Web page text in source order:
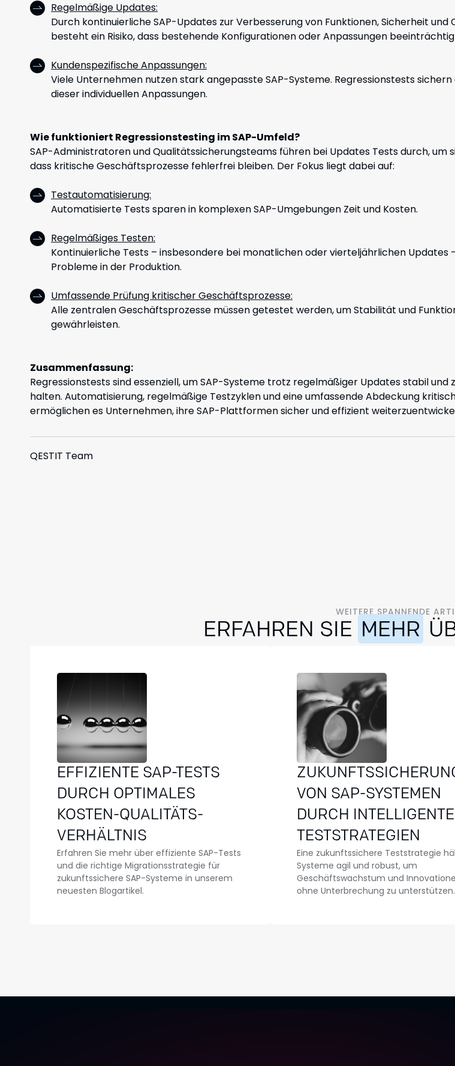
Regelmäßige Updates:
Durch kontinuierliche SAP-Updates zur Verbesserung von Funktionen, Sicherheit und
besteht ein Risiko, dass bestehende Konfigurationen oder Anpassungen
Kundenspezifische Anpassungen:
Viele Unternehmen nutzen stark angepasste SAP-Systeme. Regressionstests
dieser individuellen Anpassungen.
Wie funktioniert Regressionstesting im SAP-Umfeld?
SAP-Administratoren und Qualitätssicherungsteams führen bei Updates Tests durch, um
dass kritische Geschäftsprozesse fehlerfrei bleiben. Der Fokus liegt dabei auf:
Testautomatisierung:
Automatisierte Tests sparen in komplexen SAP-Umgebungen Zeit und Kosten.
Regelmäßiges Testen:
Kontinuierliche Tests – insbesondere bei monatlichen oder vierteljährlichen Updates
Probleme in der Produktion.
Umfassende Prüfung kritischer Geschäftsprozesse:
Alle zentralen Geschäftsprozesse müssen getestet werden, um Stabilität und
gewährleisten.
Zusammenfassung:
Regressionstests sind essenziell, um SAP-Systeme trotz regelmäßiger Updates stabil und
halten. Automatisierung, regelmäßige Testzyklen und eine umfassende Abdeckung
ermöglichen es Unternehmen, ihre SAP-Plattformen sicher und effizient
QESTIT Team
WEITERE SPANNENDE
ERFAHREN SIE MEHR
EFFIZIENTE SAP-TESTS
DURCH OPTIMALES
KOSTEN-QUALITÄTS-
VERHÄLTNIS
Erfahren Sie mehr über effiziente SAP-Tests
und die richtige Migrationsstrategie für
zukunftssichere SAP-Systeme in unserem
neuesten Blogartikel.
VON SAP-SYSTEMEN
DURCH INTELLIGENTE
TESTSTRATEGIEN
Eine zukunftssichere Teststrategie
Systeme agil und robust, um
Geschäftswachstum und
ohne Unterbrechung zu unterstützen.